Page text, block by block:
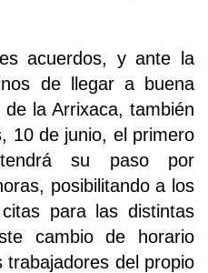
acuerdos, y ante la
de llegar a buena
la Arrixaca, también
10 de junio, el primero
su paso por
posibilitando a los
para las distintas
cambio de horario
del propio